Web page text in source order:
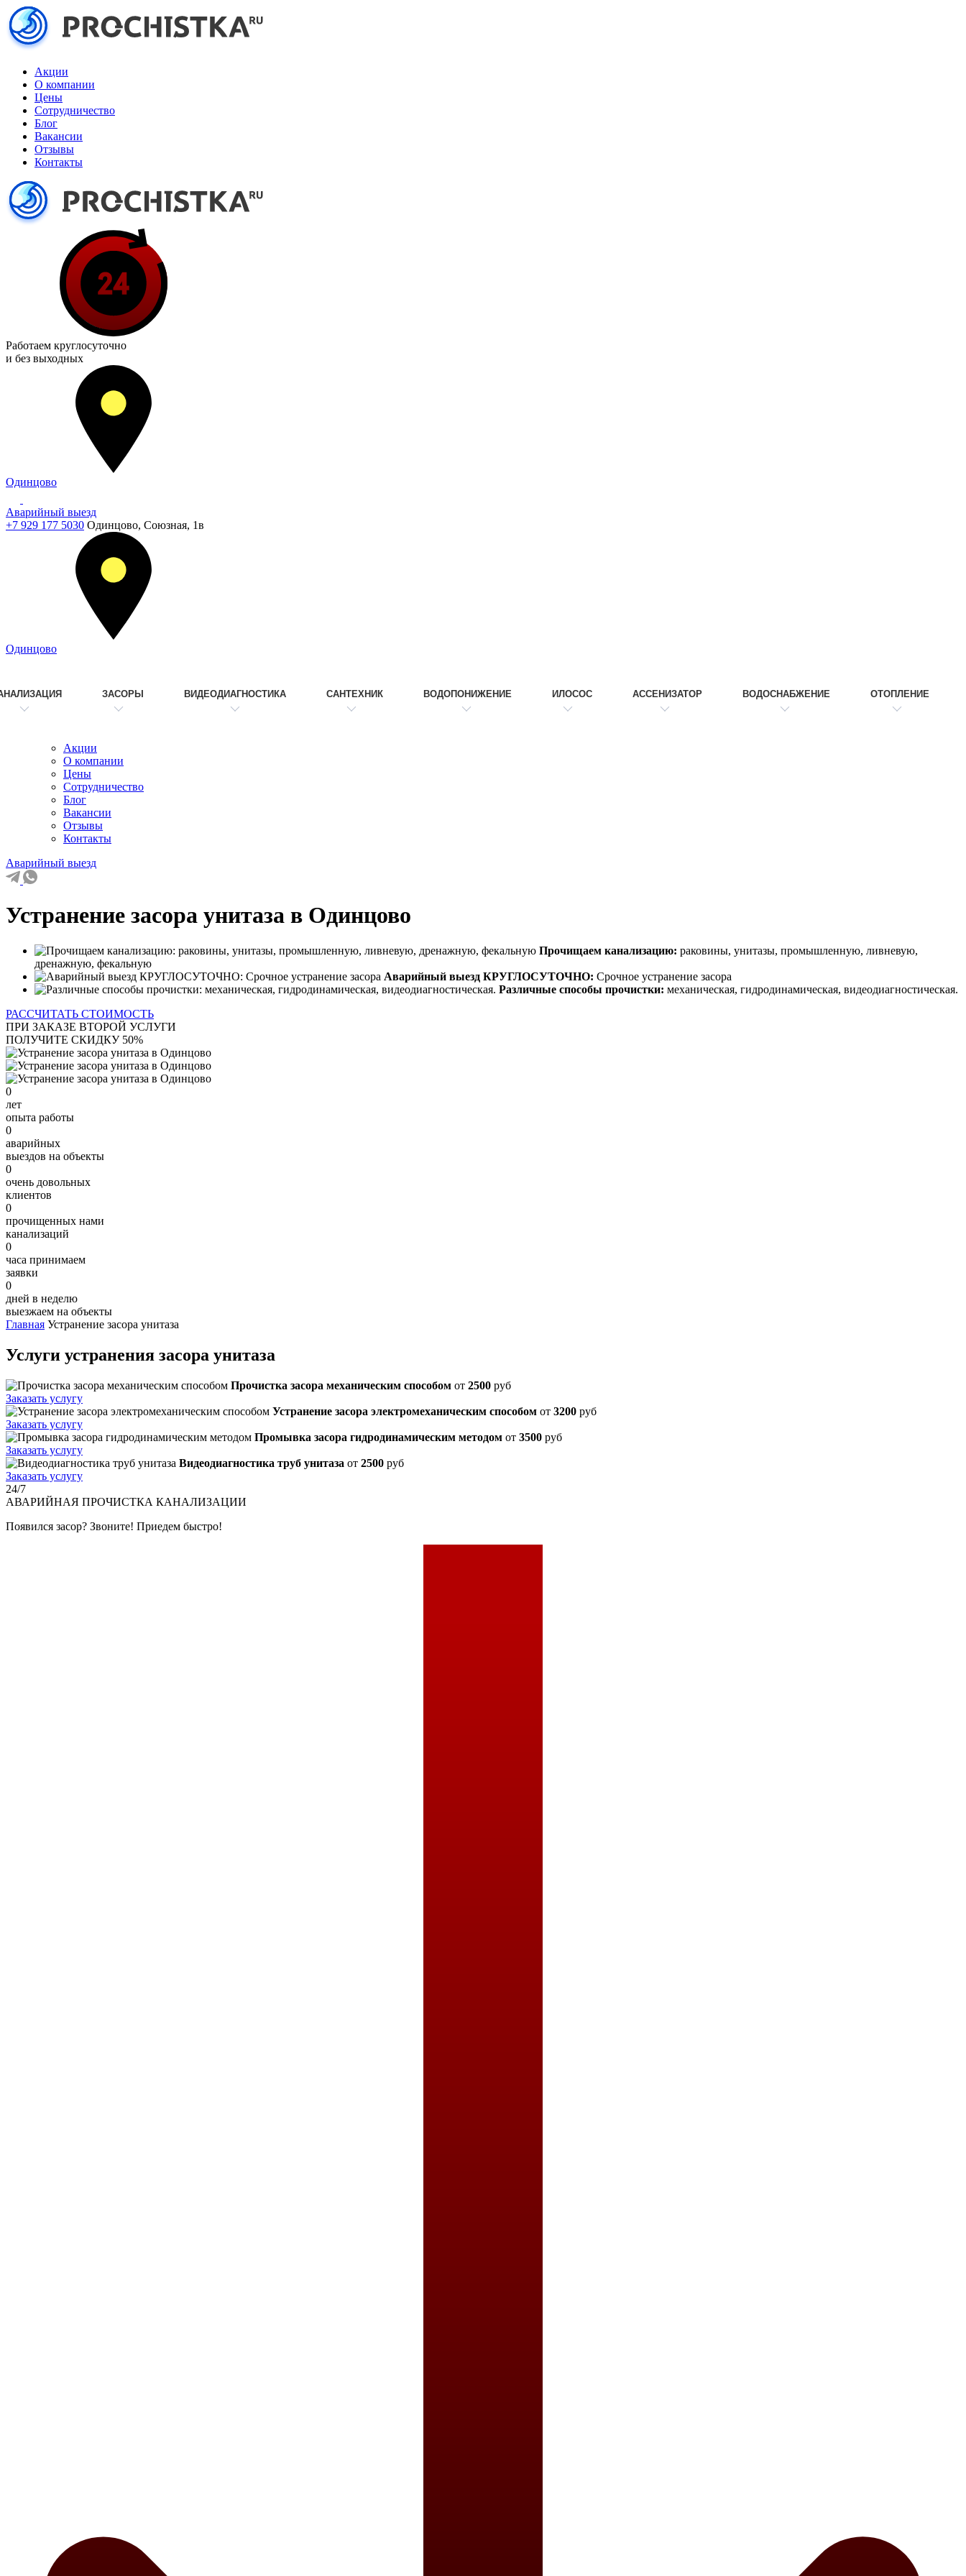
Акции
О компании
Цены
Сотрудничество
Блог
Вакансии
Отзывы
Контакты
Работаем круглосуточно
и без выходных
Одинцово
Аварийный выезд
+7 929 177 5030 Одинцово, Союзная, 1в
Одинцово
ЗАСОРЫ ВИДЕОДИАГНОСТИКА САНТЕХНИК ВОДОПОНИЖЕНИЕ ИЛОСОС АССЕНИЗАТОР ВОДОСНАБЖЕНИЕ ОТОПЛЕНИЕ
Акции
О компании
Цены
Сотрудничество
Блог
Вакансии
Отзывы
Контакты
Аварийный выезд
Устранение засора унитаза в Одинцово
Прочищаем канализацию: раковины, унитазы, промышленную, ливневую,
дренажную, фекальную
Аварийный выезд КРУГЛОСУТОЧНО: Срочное устранение засора
Различные способы прочистки: механическая, гидродинамическая, видеодиагностическая.
РАССЧИТАТЬ СТОИМОСТЬ
ПРИ ЗАКАЗЕ ВТОРОЙ УСЛУГИ
ПОЛУЧИТЕ СКИДКУ 50%
0
лет
опыта работы
0
аварийных
выездов на объекты
0
очень довольных
клиентов
0
прочищенных нами
канализаций
0
часа принимаем
заявки
0
дней в неделю
выезжаем на объекты
Главная Устранение засора унитаза
Услуги устранения засора унитаза
Прочистка засора механическим способом от 2500 руб
Заказать услугу
Устранение засора электромеханическим способом от 3200 руб
Заказать услугу
Промывка засора гидродинамическим методом от 3500 руб
Заказать услугу
Видеодиагностика труб унитаза от 2500 руб
Заказать услугу
24/7
АВАРИЙНАЯ ПРОЧИСТКА КАНАЛИЗАЦИИ
Появился засор? Звоните! Приедем быстро!